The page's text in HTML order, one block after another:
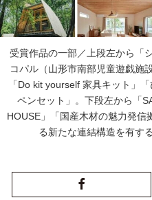
受賞作品の一部／上段左から「
コパル（山形市南部児童遊戯施
「Do kit yourself 家具キット」
ペンセット」。下段左から「
HOUSE」「国産木材の魅力発
る新たな連結構造を有す